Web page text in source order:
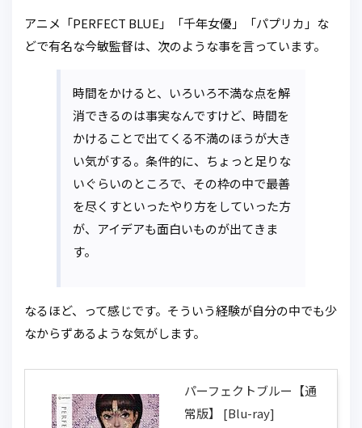
アニメ「PERFECT BLUE」「千年女優」「パプリカ」な
どで有名な今敏監督は、次のような事を言っています。
時間をかけると、いろいろ不満な点を解
消できるのは事実なんですけど、時間を
かけることで出てくる不満のほうが大き
い気がする。条件的に、ちょっと足りな
いぐらいのところで、その枠の中で最善
を尽くすといったやり方をしていった方
が、アイデアも面白いものが出てきま
す。
なるほど、って感じです。そういう経験が自分の中でも少
なからずあるような気がします。
パーフェクトブルー【通
常版】 [Blu-ray]